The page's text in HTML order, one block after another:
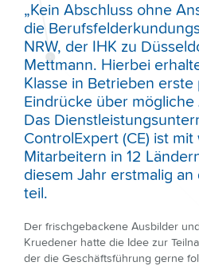
„Kein Abschluss ohne
die
NRW, der IHK zu
Mettmann. Hierbei
Klasse in Betrieben
Eindrücke über
Das
ControlExpert (CE) ist
Mitarbeitern in 12
diesem Jahr erstmalig
teil.
Der frischgebackene Ausbilder
Kruedener hatte die Idee zur
der die Geschäftsführung gerne